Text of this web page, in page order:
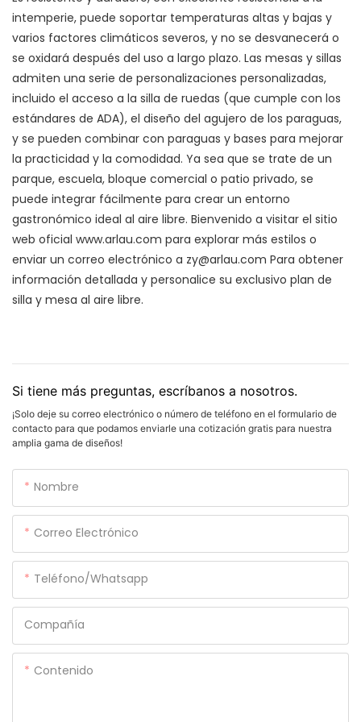
intemperie, puede soportar temperaturas altas y bajas y
varios factores climáticos severos, y no se desvanecerá o
se oxidará después del uso a largo plazo. Las mesas y sillas
admiten una serie de personalizaciones personalizadas,
incluido el acceso a la silla de ruedas (que cumple con los
estándares de ADA), el diseño del agujero de los paraguas,
y se pueden combinar con paraguas y bases para mejorar
la practicidad y la comodidad. Ya sea que se trate de un
parque, escuela, bloque comercial o patio privado, se
puede integrar fácilmente para crear un entorno
gastronómico ideal al aire libre. Bienvenido a visitar el sitio
web oficial www.arlau.com para explorar más estilos o
enviar un correo electrónico a zy@arlau.com Para obtener
información detallada y personalice su exclusivo plan de
silla y mesa al aire libre.
Si tiene más preguntas, escríbanos a nosotros.
¡Solo deje su correo electrónico o número de teléfono en el formulario de
contacto para que podamos enviarle una cotización gratis para nuestra
amplia gama de diseños!
Nombre
Correo Electrónico
Teléfono/whatsapp
Compañía
Contenido